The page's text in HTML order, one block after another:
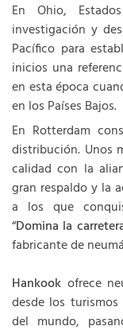
En Ohio,
investigación y
Pacífico para
inicios una
en esta época
en los Países Bajos.
En Rotterdam
distribución. Unos
calidad con la
gran respaldo y la
a los que
“Domina la
fabricante de
Hankook ofrece
desde los
del mundo,